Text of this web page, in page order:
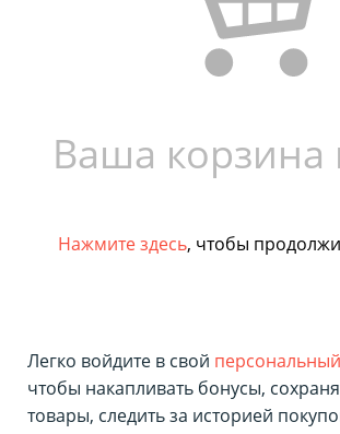
Ваша корзина
Нажмите здесь, чтобы
Легко войдите в свой
чтобы накапливать бонусы,
товары, следить за историей